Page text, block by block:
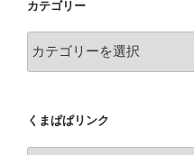
ブ
カテゴリー
テ
ー
くまぱぱリンク